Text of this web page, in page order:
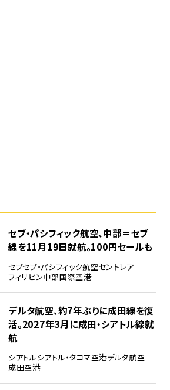
セブ・パシフィック航空、中部＝セブ
線を11月19日就航。100円セールも
セブセブ・パシフィック航空セントレア
フィリピン中部国際空港
デルタ航空、約7年ぶりに成田線を復
活。2027年3月に成田・シアトル線就
航
シアトルシアトル・タコマ空港デルタ航空
成田空港